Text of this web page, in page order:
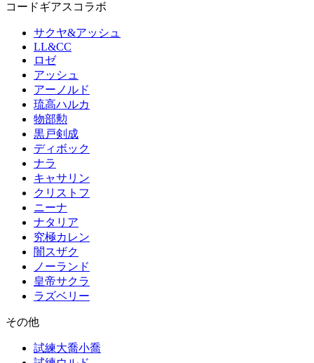
コードギアスコラボ
サクヤ&アッシュ
LL&CC
ロゼ
アッシュ
アーノルド
琉高ハルカ
物部勲
黒戸剣成
ディボック
ナラ
キャサリン
クリストフ
ニーナ
ナタリア
究極カレン
闇スザク
ノーランド
皇帝サクラ
ラズベリー
その他
試練大喬小喬